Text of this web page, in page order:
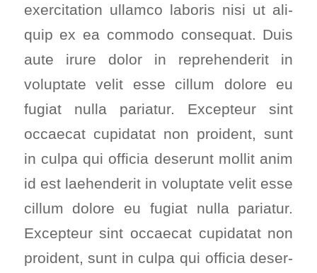
exer­ci­ta­ti­on ullam­co labo­ris nisi ut ali­
quip ex ea com­mo­do con­se­quat. Duis
aute irure dolor in repre­hen­de­rit in
volupt­ate velit esse cil­lum dolo­re eu
fugi­at nulla paria­tur. Excep­teur sint
occae­cat cupi­da­tat non pro­ident, sunt
in cul­pa qui offi­cia deser­unt mol­lit anim
id est lae­hen­de­rit in volupt­ate velit esse
cil­lum dolo­re eu fugi­at nulla paria­tur.
Excep­teur sint occae­cat cupi­da­tat non
pro­ident, sunt in cul­pa qui offi­cia deser­